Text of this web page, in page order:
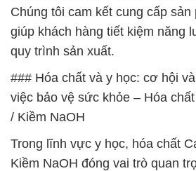
Chúng tôi cam kết cung cấp
giúp khách hàng tiết kiệm năng
quy trình sản xuất.
### Hóa chất và y học: cơ hội
việc bảo vệ sức khỏe – Hóa
/ Kiềm NaOH
Trong lĩnh vực y học, hóa chất
Kiềm NaOH đóng vai trò quan